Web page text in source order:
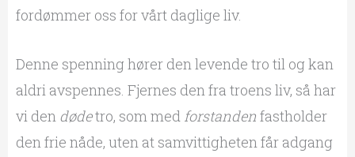
fordømmer oss for vårt daglige liv.
Denne spenning hører den levende tro til og kan
aldri avspennes. Fjernes den fra troens liv, så har
vi den dødetro, som med forstanden fastholder
den frie nåde, uten at samvittigheten får adgang